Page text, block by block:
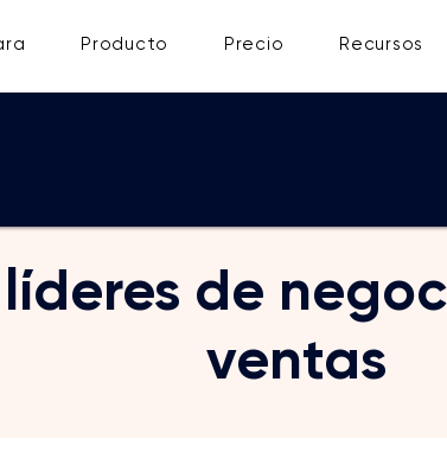
Producto Precio Recursos
de
ventas